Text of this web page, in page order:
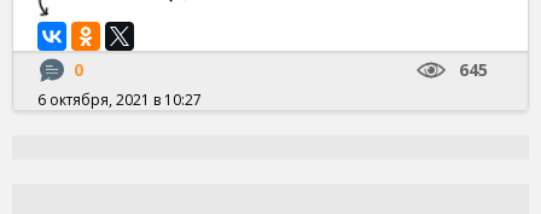
0 645
6 октября, 2021 в 10:27